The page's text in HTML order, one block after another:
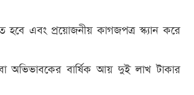
হবে এবং প্রয়োজনীয় কাগজপত্র স্ক্যান করে
অভিভাবকের বার্ষিক আয় দুই লাখ টাকার